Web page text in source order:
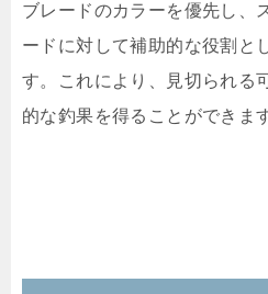
ブレードのカラーを優先し、
ードに対して補助的な役割と
す。これにより、見切られる
的な釣果を得ることができま